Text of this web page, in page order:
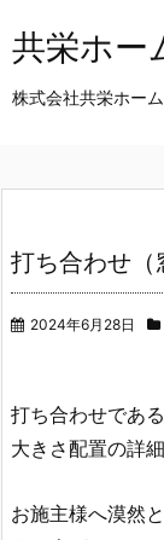
共栄ホー
株式会社共栄ホー
打ち合わせ（
2024年6月28日
打ち合わせであ
大きさ配置の詳
お施主様へ漠然